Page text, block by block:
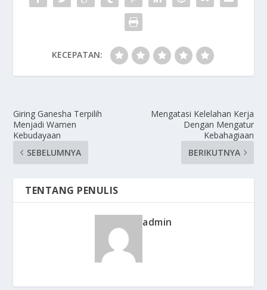
KECEPATAN:
Giring Ganesha Terpilih
Menjadi Wamen
Kebudayaan
SEBELUMNYA
Mengatasi Kelelahan Kerja
Dengan Mengatur
Kebahagiaan
BERIKUTNYA
TENTANG PENULIS
admin